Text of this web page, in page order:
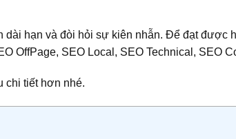
dài hạn và đòi hỏi sự kiên nhẫn. Để đạt được
OffPage, SEO Local, SEO Technical, SEO
chi tiết hơn nhé.